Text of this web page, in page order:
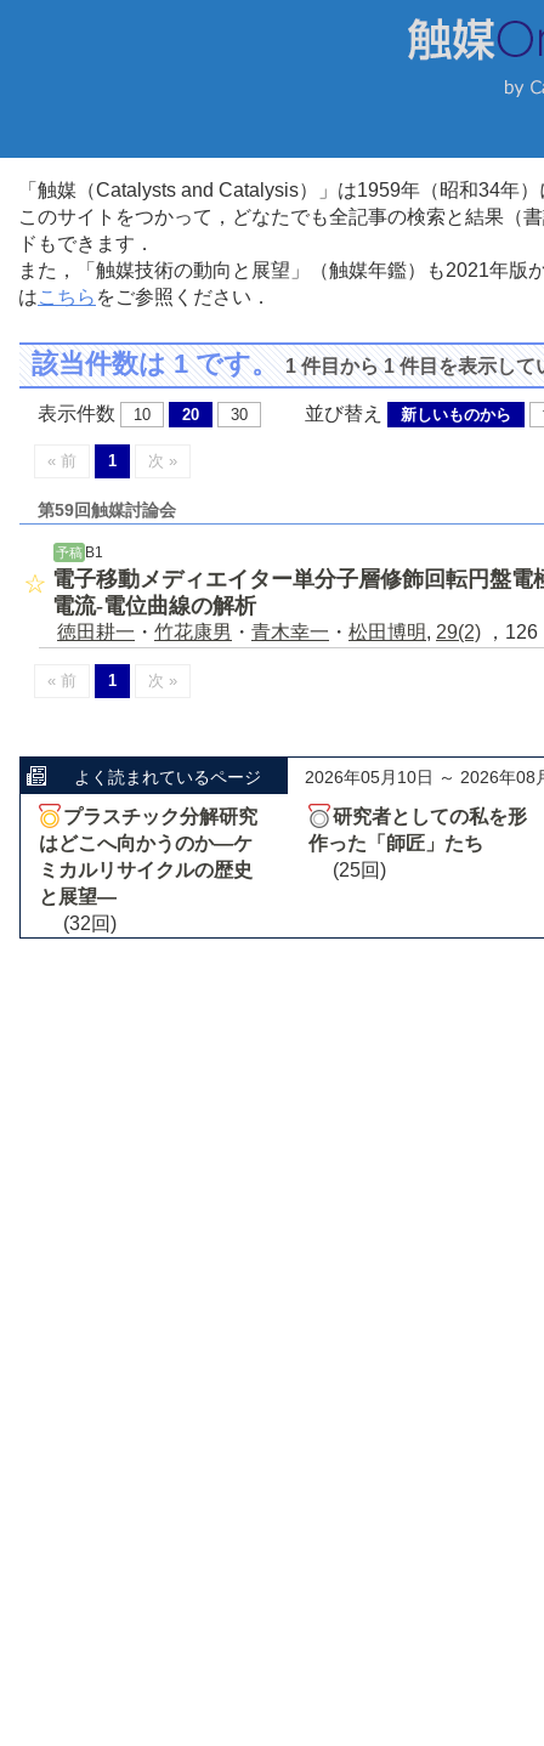
「触媒（Catalysts and Catalysis）」は1959年（昭和34年
このサイトをつかって，どなたでも全記事の検索と結果（
ドもできます．
また，「触媒技術の動向と展望」（触媒年鑑）も2021年
はこちら をご参照ください．
該当件数は 1 です。1 件目から 1 件目を表示して
表示件数 10 20 30 並び替え 新しいものから
« 前 1 次 »
第59回触媒討論会
予稿 B1
電子移動メディエイター単分子層修飾回転円盤電
電流‐電位曲線の解析
徳田耕一 ・ 竹花康男 ・ 青木幸一 ・ 松田博明, 29(2) ，
« 前 1 次 »
よく読まれているページ 2026年05月10日 ～ 2026年08
プラスチック分解研究
はどこへ向かうのか―ケ
ミカルリサイクルの歴史
と展望―
(32回)
研究者としての私を形
作った「師匠」たち
(25回)